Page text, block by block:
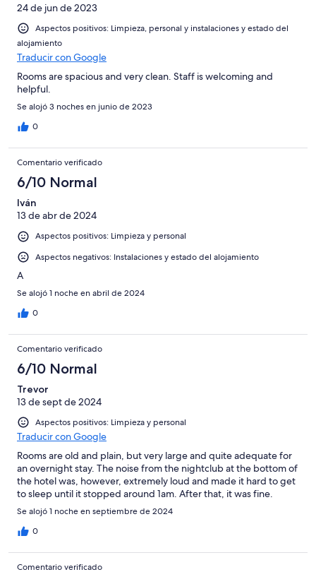
24 de jun de 2023
Aspectos positivos: Limpieza, personal y instalaciones y estado del
alojamiento
Traducir con Google
Rooms are spacious and very clean. Staff is welcoming and
helpful.
Se alojó 3 noches en junio de 2023
0
Comentario verificado
6/10 Normal
Iván
13 de abr de 2024
Aspectos positivos: Limpieza y personal
Aspectos negativos: Instalaciones y estado del alojamiento
A
Se alojó 1 noche en abril de 2024
0
Comentario verificado
6/10 Normal
Trevor
13 de sept de 2024
Aspectos positivos: Limpieza y personal
Traducir con Google
Rooms are old and plain, but very large and quite adequate for
an overnight stay. The noise from the nightclub at the bottom of
the hotel was, however, extremely loud and made it hard to get
to sleep until it stopped around 1am. After that, it was fine.
Se alojó 1 noche en septiembre de 2024
0
Comentario verificado